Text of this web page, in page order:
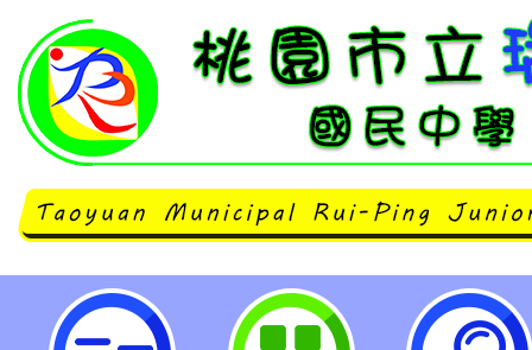
轉知國立羅東高級中學辦理113學